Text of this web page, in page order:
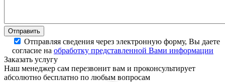
Отправляя сведения через электронную форму, Вы даете
согласие на обработку представленной Вами информации
Заказать услугу
Наш менеджер сам перезвонит вам и проконсультирует
абсолютно бесплатно по любым вопросам